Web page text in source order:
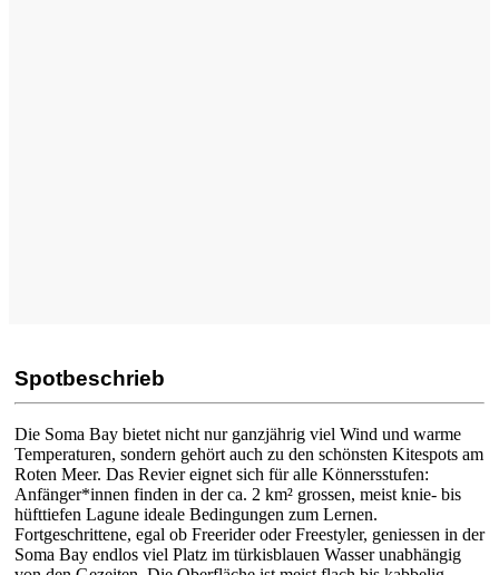
Spotbeschrieb
Die Soma Bay bietet nicht nur ganzjährig viel Wind und warme
Temperaturen, sondern gehört auch zu den schönsten Kitespots am
Roten Meer. Das Revier eignet sich für alle Könnersstufen:
Anfänger*innen finden in der ca. 2 km² grossen, meist knie- bis
hüfttiefen Lagune ideale Bedingungen zum Lernen.
Fortgeschrittene, egal ob Freerider oder Freestyler, geniessen in der
Soma Bay endlos viel Platz im türkisblauen Wasser unabhängig